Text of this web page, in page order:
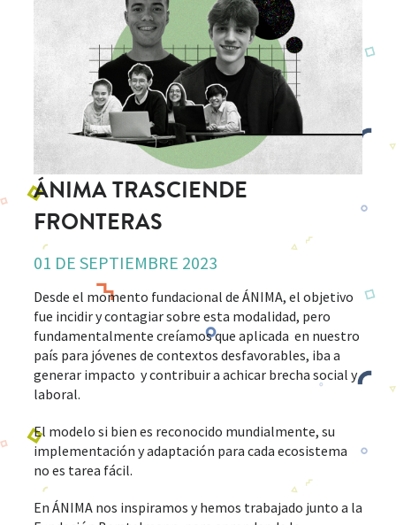
ÁNIMA TRASCIENDE
FRONTERAS
01 DE SEPTIEMBRE 2023
Desde el momento fundacional de ÁNIMA, el objetivo
fue incidir y contagiar sobre esta modalidad, pero
fundamentalmente creíamos que aplicada en nuestro
país para jóvenes de contextos desfavorables, iba a
generar impacto y contribuir a achicar brecha social y
laboral.
El modelo si bien es reconocido mundialmente, su
implementación y adaptación para cada ecosistema
no es tarea fácil.
En ÁNIMA nos inspiramos y hemos trabajado junto a la